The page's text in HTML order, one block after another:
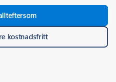
kostnadsfritt